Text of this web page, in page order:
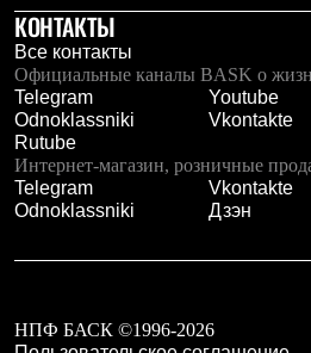
Каталог дилеров
Компания
Баск сегодня
История
Отцы основатели
Производство
Баск в вашем городе
Контроль качества
Технологии
Команда Баск
Дилерам
Услуги
КОНТАКТЫ
Все контакты
Официальные каналы BASK о
Telegram
Youtube
Odnoklassniki
Vkontakte
Rutube
Интернет-магазин, розничные
Telegram
Vkontakte
Odnoklassniki
Дзэн
НПФ БАСК ©1996-2026